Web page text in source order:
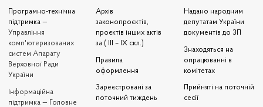
Програмно-технічна
підтримка —
Управління
комп'ютеризованих
систем Апарату
Верховної Ради
України
Iнформаційна
підтримка — Головне
Архів
законопроєктів,
проєктів інших актів
за ( III – IX скл.)
Правила
оформлення
Зареєстровані за
поточний тиждень
Надано народним
депутатам України
документів до ЗП
Знаходяться на
опрацюванні в
комітетах
Прийняті на поточній
сесії